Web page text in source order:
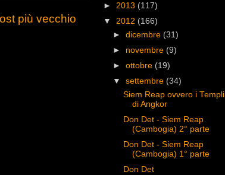
più vecchio
► 2013 (117)
▼ 2012 (166)
►dicembre (31)
► novembre (9)
►ottobre (19)
▼settembre (34)
Siem Reap ovvero i Templi
di Angkor
Don Det - Siem Reap
(Cambogia) 2° parte
Don Det - Siem Reap
(Cambogia) 1° parte
Don Det